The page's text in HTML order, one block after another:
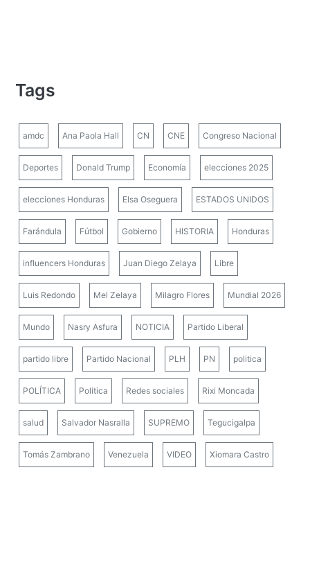
Tags
amdc Ana Paola Hall CN CNE Congreso Nacional
Deportes Donald Trump Economía elecciones 2025
elecciones Honduras Elsa Oseguera ESTADOS UNIDOS
Farándula Fútbol Gobierno HISTORIA Honduras
influencers Honduras Juan Diego Zelaya Libre
Luis Redondo Mel Zelaya Milagro Flores Mundial 2026
Mundo Nasry Asfura NOTICIA Partido Liberal
partido libre Partido Nacional PLH PN politica
POLÍTICA Política Redes sociales Rixi Moncada
salud Salvador Nasralla SUPREMO Tegucigalpa
Tomás Zambrano Venezuela VIDEO Xiomara Castro